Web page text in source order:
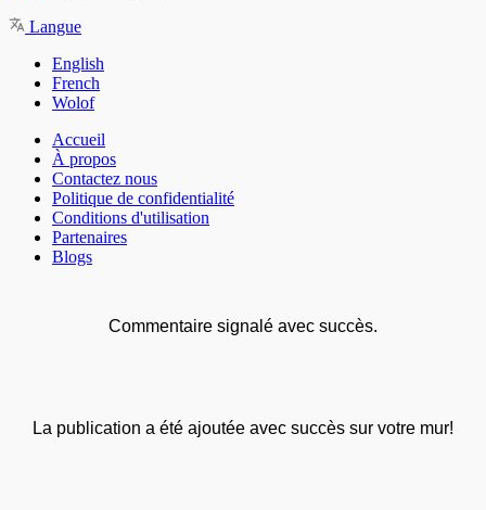
Langue
English
French
Wolof
Accueil
À propos
Contactez nous
Politique de confidentialité
Conditions d'utilisation
Partenaires
Blogs
Commentaire signalé avec succès.
La publication a été ajoutée avec succès sur votre mur!